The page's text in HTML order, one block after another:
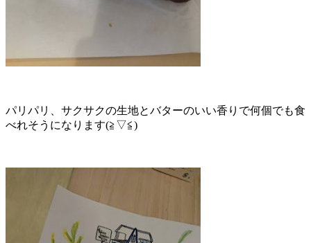
パリパリ、サクサクの生地とバターのいい香りで何個でも食
べれそうになります(≧▽≦)